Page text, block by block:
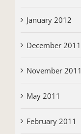
January 2012
December 2011
November 2011
May 2011
February 2011